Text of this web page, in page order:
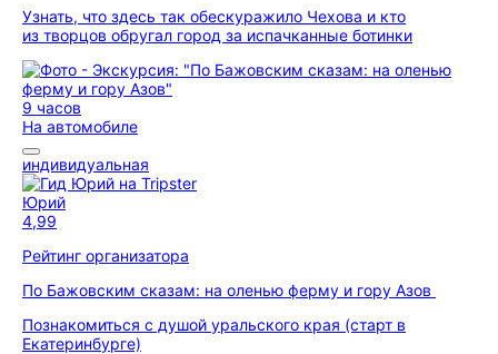
Узнать, что здесь так обескуражило Чехова и кто
из творцов обругал город за испачканные ботинки
9 часов
На автомобиле
индивидуальная
Юрий
4,99
Рейтинг организатора
По Бажовским сказам: на оленью ферму и гору Азов
Познакомиться с душой уральского края (старт в
Екатеринбурге)